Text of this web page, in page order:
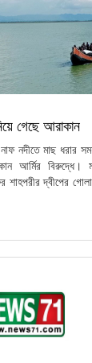
গেছে আরাকান
নদীতে মাছ ধরার
আর্মির বিরুদ্ধে।
শাহপরীর দ্বীপের